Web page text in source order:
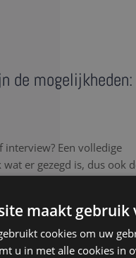
de mogelijkheden:
interview? Een volledige
er gezegd is, dus ook
voor een correct en
elk detail van het
spreektaal of
maakt gebruik
cookies om uw
u in met alle cookies in